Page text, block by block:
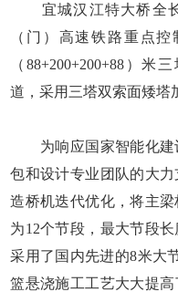
宜城汉江特大桥全长
（门）高速铁路重点
（88+200+200+88）
道，采用三塔双索面矮塔
为响应国家智能化建
包和设计专业团队的大
造桥机迭代优化，将主
为12个节段，最大节段
采用了国内先进的8米大
篮悬浇施工工艺大大提